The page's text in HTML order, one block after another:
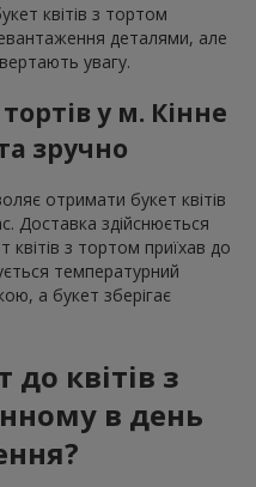
квітів з тортом
деталями, але
увагу.
у м. Кінне
зручно
отримати букет квітів
Доставка здійснюється
з тортом приїхав до
температурний
а букет зберігає
квітів з
в день